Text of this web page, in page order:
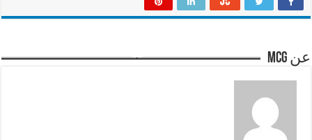
عن mcg